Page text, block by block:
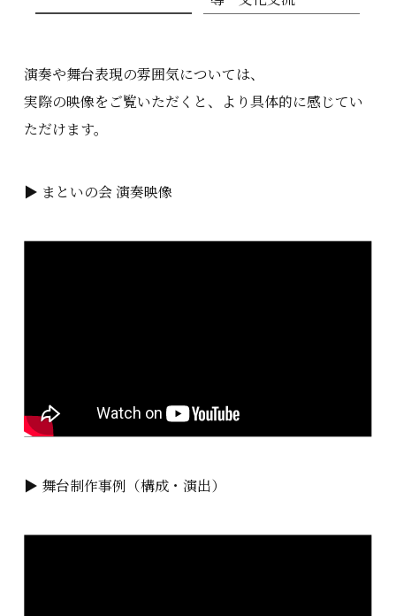
演奏や舞台表現の雰囲気については、
実際の映像をご覧いただくと、より具体的に感じてい
ただけます。
▶ まといの会 演奏映像
▶ 舞台制作事例（構成・演出）